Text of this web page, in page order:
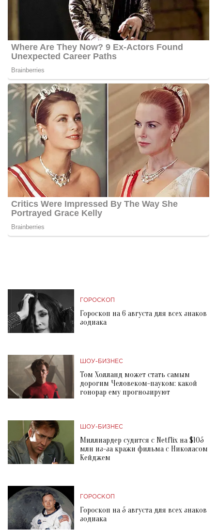
ГОРОСКОП
Гороскоп на 6 августа для всех знаков
зодиака
ШОУ-БИЗНЕС
Том Холланд может стать самым
дорогим Человеком-пауком: какой
гонорар ему прогнозируют
ШОУ-БИЗНЕС
Миллиардер судится с Netflix на $105
млн из-за кражи фильма с Николасом
Кейджем
ГОРОСКОП
Гороскоп на 5 августа для всех знаков
зодиака